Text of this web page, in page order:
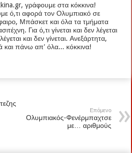
γράφουμε στα κόκκινα!
ό,τι αφορά τον Ολυμπιακό σε
Μπάσκετ και όλα τα τμήματα
Για ό,τι γίνεται και δεν λέγεται
και δεν γίνεται. Ανεξάρτητα,
και πάνω απ' όλα... κόκκινα!
Επόμενο
Ολυμπιακός-Φενέρμπαχτσε
με… αριθμούς